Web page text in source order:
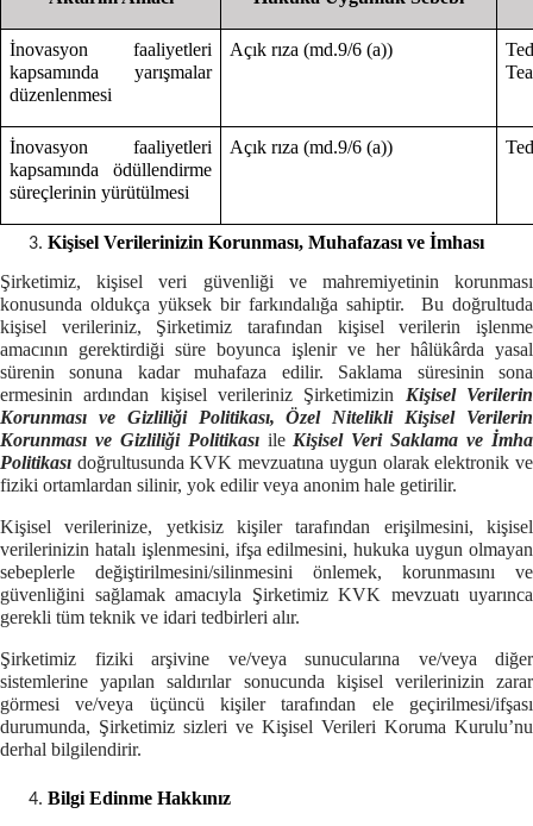
İnovasyon faaliyetleri
kapsamında yarışmalar
düzenlenmesi
Açık rıza (md.9/6 (a))
İnovasyon faaliyetleri
kapsamında ödüllendirme
süreçlerinin yürütülmesi
Açık rıza (md.9/6 (a))
Kişisel Verilerinizin Korunması, Muhafazası ve İmhası
Şirketimiz, kişisel veri güvenliği ve mahremiyetinin korunması
konusunda oldukça yüksek bir farkındalığa sahiptir. Bu doğrultuda
kişisel verileriniz, Şirketimiz tarafından kişisel verilerin işlenme
amacının gerektirdiği süre boyunca işlenir ve her hâlükârda yasal
sürenin sonuna kadar muhafaza edilir. Saklama süresinin sona
ermesinin ardından kişisel verileriniz Şirketimizin Kişisel Verilerin
Korunması ve Gizliliği Politikası, Özel Nitelikli Kişisel Verilerin
Korunması ve Gizliliği Politikası ile Kişisel Veri Saklama ve İmha
Politikası doğrultusunda KVK mevzuatına uygun olarak elektronik ve
fiziki ortamlardan silinir, yok edilir veya anonim hale getirilir.
Kişisel verilerinize, yetkisiz kişiler tarafından erişilmesini, kişisel
verilerinizin hatalı işlenmesini, ifşa edilmesini, hukuka uygun olmayan
sebeplerle değiştirilmesini/silinmesini önlemek, korunmasını ve
güvenliğini sağlamak amacıyla Şirketimiz KVK mevzuatı uyarınca
gerekli tüm teknik ve idari tedbirleri alır.
Şirketimiz fiziki arşivine ve/veya sunucularına ve/veya diğer
sistemlerine yapılan saldırılar sonucunda kişisel verilerinizin zarar
görmesi ve/veya üçüncü kişiler tarafından ele geçirilmesi/ifşası
durumunda, Şirketimiz sizleri ve Kişisel Verileri Koruma Kurulu’nu
derhal bilgilendirir.
Bilgi Edinme Hakkınız